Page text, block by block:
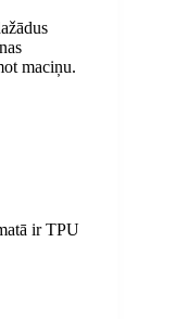
maciņu.
ir TPU